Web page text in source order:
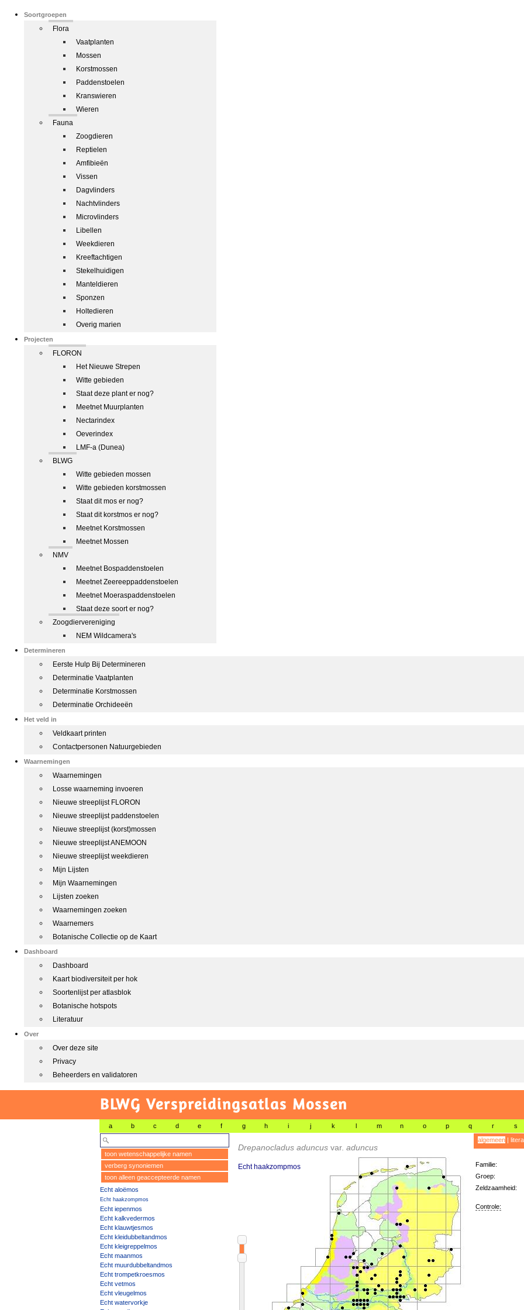
Soortgroepen
Flora
Vaatplanten
Mossen
Korstmossen
Paddenstoelen
Kranswieren
Wieren
Fauna
Zoogdieren
Reptielen
Amfibieën
Vissen
Dagvlinders
Nachtvlinders
Microvlinders
Libellen
Weekdieren
Kreeftachtigen
Stekelhuidigen
Manteldieren
Sponzen
Holtedieren
Overig marien
Projecten
FLORON
Het Nieuwe Strepen
Witte gebieden
Staat deze plant er nog?
Meetnet Muurplanten
Nectarindex
Oeverindex
LMF-a (Dunea)
BLWG
Witte gebieden mossen
Witte gebieden korstmossen
Staat dit mos er nog?
Staat dit korstmos er nog?
Meetnet Korstmossen
Meetnet Mossen
NMV
Meetnet Bospaddenstoelen
Meetnet Zeereeppaddenstoelen
Meetnet Moeraspaddenstoelen
Staat deze soort er nog?
Zoogdiervereniging
NEM Wildcamera's
Determineren
Eerste Hulp Bij Determineren
Determinatie Vaatplanten
Determinatie Korstmossen
Determinatie Orchideeën
Het veld in
Veldkaart printen
Contactpersonen Natuurgebieden
Waarnemingen
Waarnemingen
Losse waarneming invoeren
Nieuwe streeplijst FLORON
Nieuwe streeplijst paddenstoelen
Nieuwe streeplijst (korst)mossen
Nieuwe streeplijst ANEMOON
Nieuwe streeplijst weekdieren
Mijn Lijsten
Mijn Waarnemingen
Lijsten zoeken
Waarnemingen zoeken
Waarnemers
Botanische Collectie op de Kaart
Dashboard
Dashboard
Kaart biodiversiteit per hok
Soortenlijst per atlasblok
Botanische hotspots
Literatuur
Over
Over deze site
Privacy
Beheerders en validatoren
BLWG Verspreidingsatlas Mossen
a b c d e f g h i j k l m n o p q r s
toon wetenschappelijke namen
verberg synoniemen
toon alleen geaccepteerde namen
Echt aloëmos
Echt haakzompmos
Echt iepenmos
Echt kalkvedermos
Echt klauwtjesmos
Echt kleidubbeltandmos
Echt kleigreppelmos
Echt maanmos
Echt muurdubbeltandmos
Echt trompetkroesmos
Echt vetmos
Echt vleugelmos
Echt watervorkje
Drepanocladus aduncus var. aduncus
Echt haakzompmos
algemeen|
Familie:
Groep:
Zeldzaamheid:
Controle: